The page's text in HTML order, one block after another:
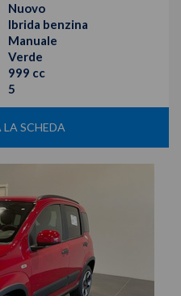
Nuovo
Ibrida benzina
Manuale
Verde
999 cc
5
SCHEDA